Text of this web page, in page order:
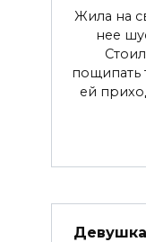
Жила на
нее
пощипать
ей